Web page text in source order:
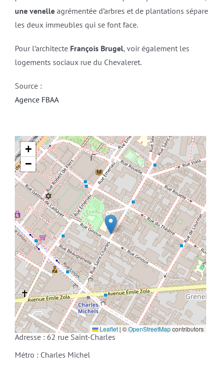
une venelleagrémentée d’arbres et de plantations sépare
les deux immeubles qui se font face.
Pour l’architecte François Brugel, voir également les
logements sociaux rue du Chevaleret.
Source :
Agence FBAA
+
−
Leaflet | ©OpenStreetMapcontributors
Adresse : 62 rue Saint-Charles
Métro : Charles Michel